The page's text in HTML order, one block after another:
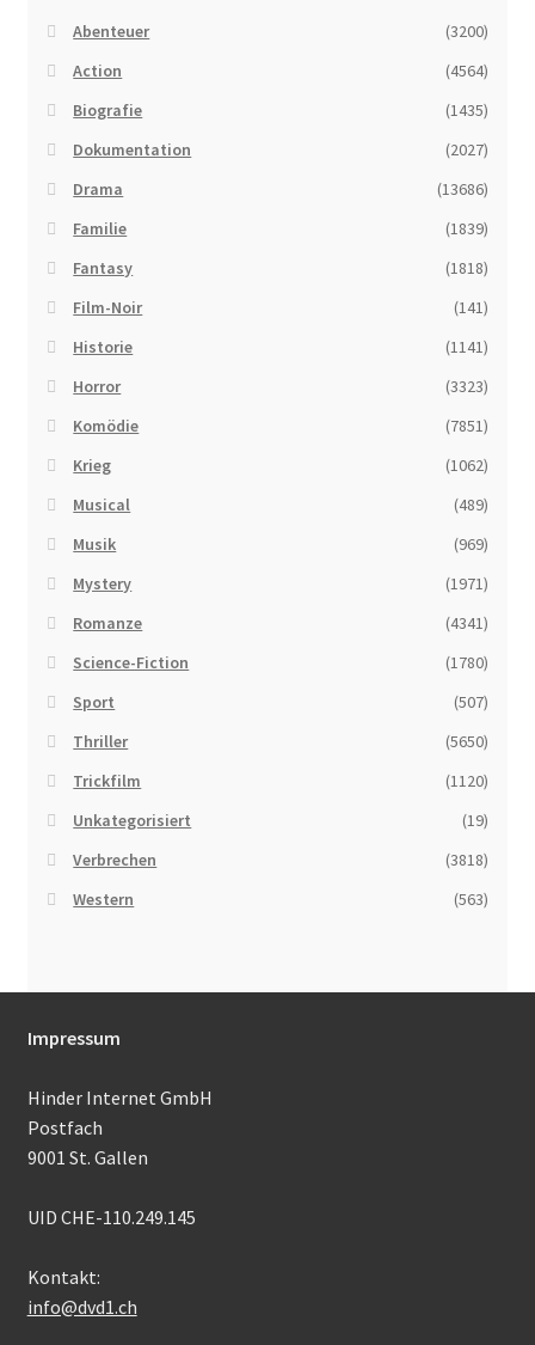
Abenteuer
(3200)
Action
(4564)
Biografie
(1435)
Dokumentation
(2027)
Drama
(13686)
Familie
(1839)
Fantasy
(1818)
Film-Noir
(141)
Historie
(1141)
Horror
(3323)
Komödie
(7851)
Krieg
(1062)
Musical
(489)
Musik
(969)
Mystery
(1971)
Romanze
(4341)
Science-Fiction
(1780)
Sport
(507)
Thriller
(5650)
Trickfilm
(1120)
Unkategorisiert
(19)
Verbrechen
(3818)
Western
(563)
Impressum
Hinder Internet GmbH
Postfach
9001 St. Gallen
UID CHE-110.249.145
Kontakt:
info@dvd1.ch